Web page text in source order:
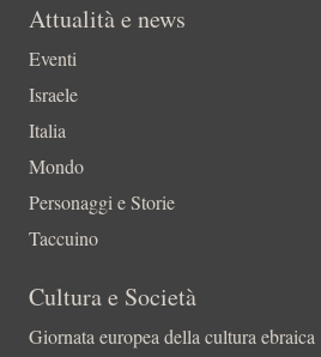
Attualità e news
Eventi
Israele
Italia
Mondo
Personaggi e Storie
Taccuino
Cultura e Società
Giornata europea della cultura ebraica